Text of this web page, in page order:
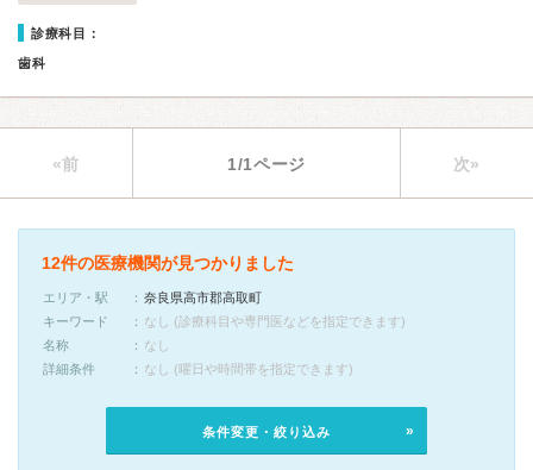
診療科目：
歯科
«前 1/1ページ 次»
12件の医療機関が見つかりました
エリア・駅
奈良県高市郡高取町
キーワード
なし (診療科目や専門医などを指定できます)
名称
なし
詳細条件
なし (曜日や時間帯を指定できます)
条件変更・絞り込み